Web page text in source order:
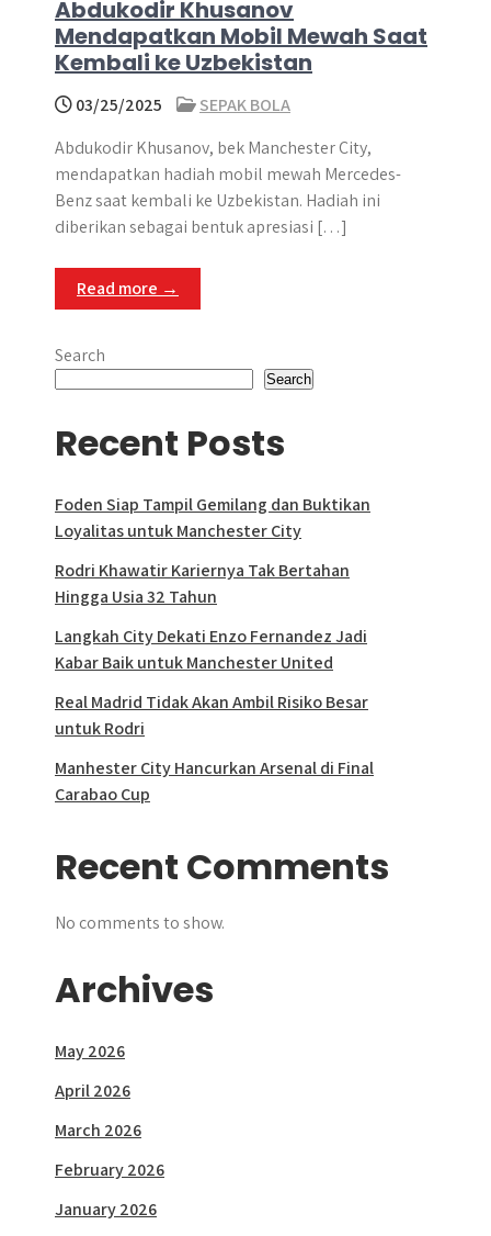
Abdukodir Khusanov
Mendapatkan Mobil Mewah Saat
Kembali ke Uzbekistan
03/25/2025
SEPAK BOLA
Abdukodir Khusanov, bek Manchester City,
mendapatkan hadiah mobil mewah Mercedes-
Benz saat kembali ke Uzbekistan. Hadiah ini
diberikan sebagai bentuk apresiasi […]
Read more →
Search
Search
Recent Posts
Foden Siap Tampil Gemilang dan Buktikan
Loyalitas untuk Manchester City
Rodri Khawatir Kariernya Tak Bertahan
Hingga Usia 32 Tahun
Langkah City Dekati Enzo Fernandez Jadi
Kabar Baik untuk Manchester United
Real Madrid Tidak Akan Ambil Risiko Besar
untuk Rodri
Manhester City Hancurkan Arsenal di Final
Carabao Cup
Recent Comments
No comments to show.
Archives
May 2026
April 2026
March 2026
February 2026
January 2026